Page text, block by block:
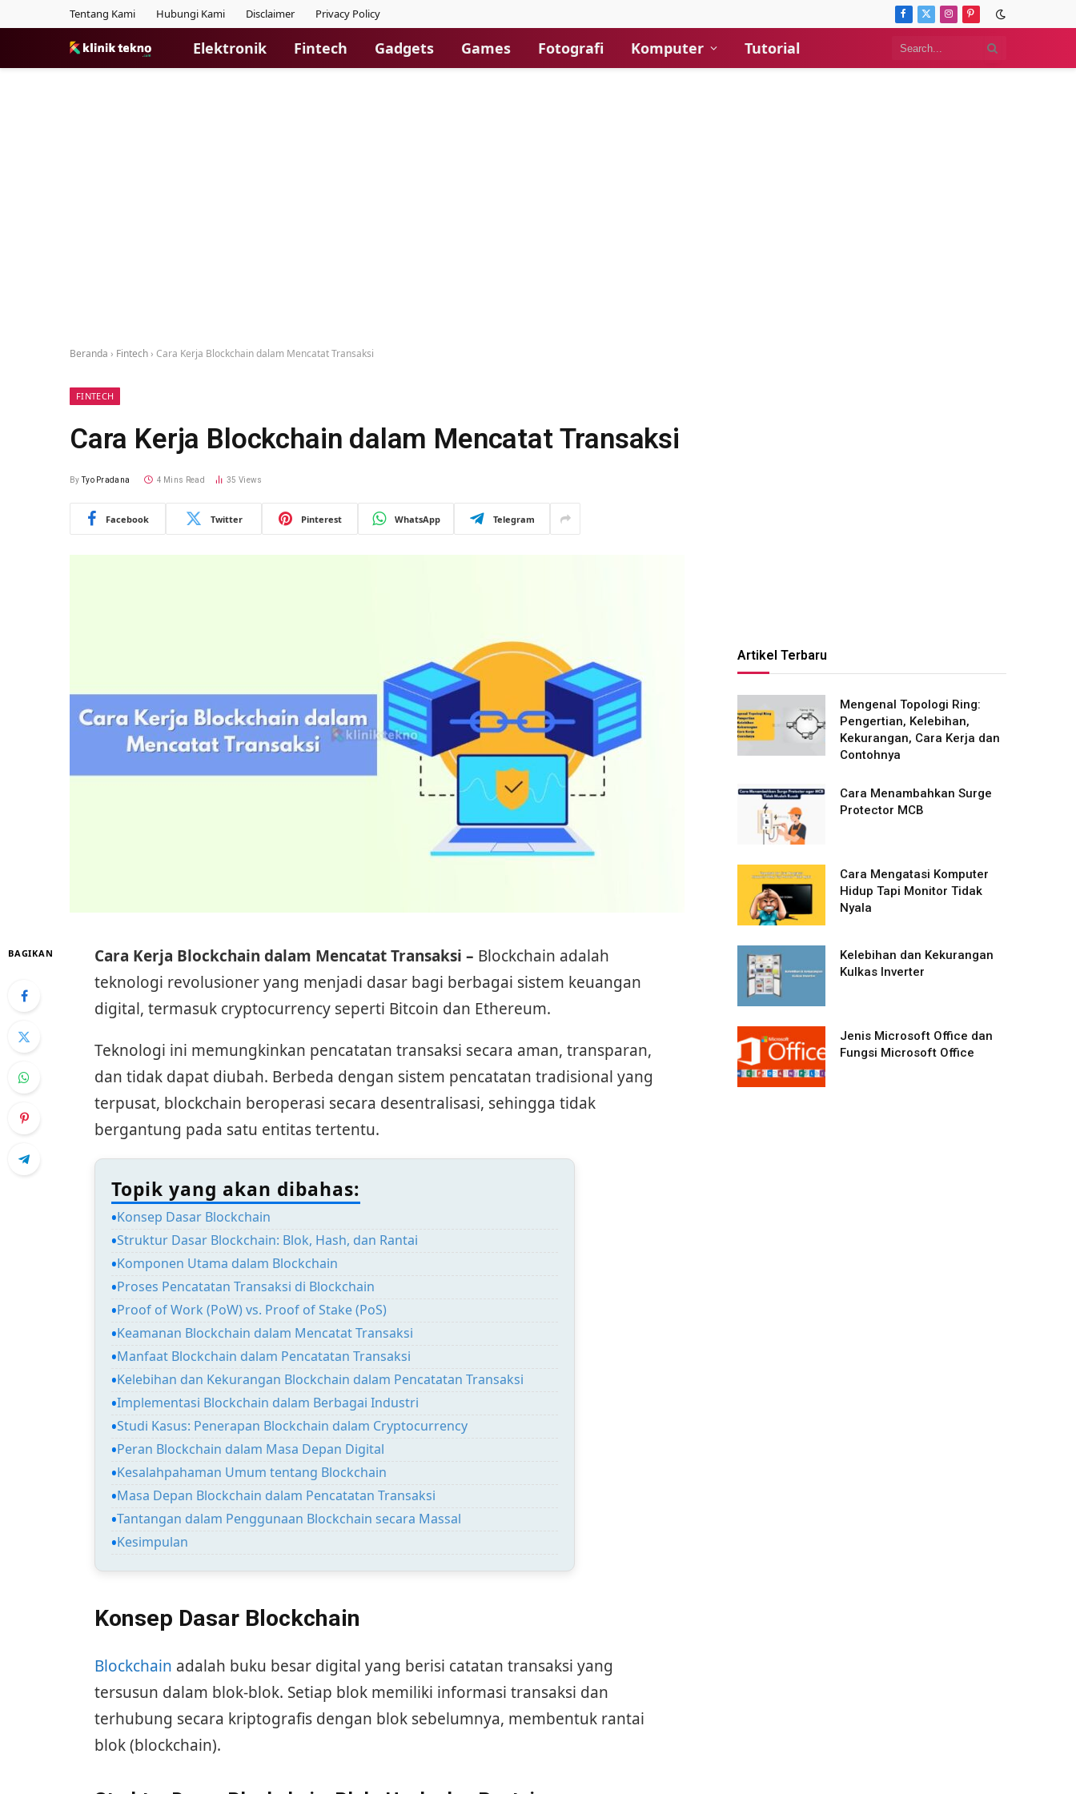
Tentang Kami Hubungi Kami Disclaimer Privacy Policy Facebook
X
Instagram
Pinterest
Elektronik Fintech Gadgets Games Fotografi Komputer Tutorial
Beranda › Fintech › Cara Kerja Blockchain dalam Mencatat Transaksi
FINTECH
Cara Kerja Blockchain dalam Mencatat Transaksi
By Tyo Pradana 4 Mins Read 35Views
Facebook Twitter Pinterest WhatsApp Telegram
BAGIKAN Cara Kerja Blockchain dalam Mencatat Transaksi – Blockchain adalah
teknologi revolusioner yang menjadi dasar bagi berbagai sistem keuangan
digital, termasuk cryptocurrency seperti Bitcoin dan Ethereum.
Teknologi ini memungkinkan pencatatan transaksi secara aman, transparan,
dan tidak dapat diubah. Berbeda dengan sistem pencatatan tradisional yang
terpusat, blockchain beroperasi secara desentralisasi, sehingga tidak
bergantung pada satu entitas tertentu.
Topik yang akan dibahas:
Konsep Dasar Blockchain
Struktur Dasar Blockchain: Blok, Hash, dan Rantai
Komponen Utama dalam Blockchain
Proses Pencatatan Transaksi di Blockchain
Proof of Work (PoW) vs. Proof of Stake (PoS)
Keamanan Blockchain dalam Mencatat Transaksi
Manfaat Blockchain dalam Pencatatan Transaksi
Kelebihan dan Kekurangan Blockchain dalam Pencatatan Transaksi
Implementasi Blockchain dalam Berbagai Industri
Studi Kasus: Penerapan Blockchain dalam Cryptocurrency
Peran Blockchain dalam Masa Depan Digital
Kesalahpahaman Umum tentang Blockchain
Masa Depan Blockchain dalam Pencatatan Transaksi
Tantangan dalam Penggunaan Blockchain secara Massal
Kesimpulan
Konsep Dasar Blockchain
Blockchain adalah buku besar digital yang berisi catatan transaksi yang
tersusun dalam blok-blok. Setiap blok memiliki informasi transaksi dan
terhubung secara kriptografis dengan blok sebelumnya, membentuk rantai
blok (blockchain).
Artikel Terbaru
Mengenal Topologi Ring:
Pengertian, Kelebihan,
Kekurangan, Cara Kerja dan
Contohnya
Cara Menambahkan Surge
Protector MCB
Cara Mengatasi Komputer
Hidup Tapi Monitor Tidak
Nyala
Kelebihan dan Kekurangan
Kulkas Inverter
Jenis Microsoft Office dan
Fungsi Microsoft Office